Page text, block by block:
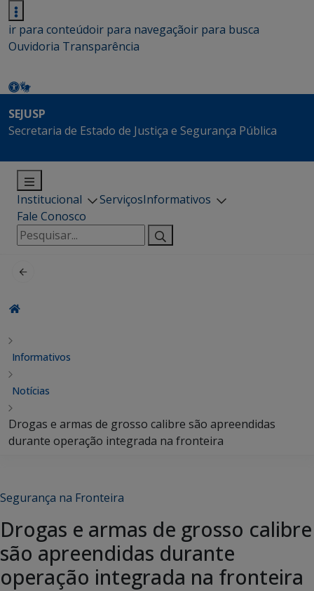
ir para conteúdoir para navegaçãoir para busca
Ouvidoria Transparência
SEJUSP
Secretaria de Estado de Justiça e Segurança Pública
Institucional ServiçosInformativos
Fale Conosco
Pesquisar
por:
Informativos
Notícias
Drogas e armas de grosso calibre são apreendidas
durante operação integrada na fronteira
Segurança na Fronteira
Drogas e armas de grosso calibre
são apreendidas durante
operação integrada na fronteira